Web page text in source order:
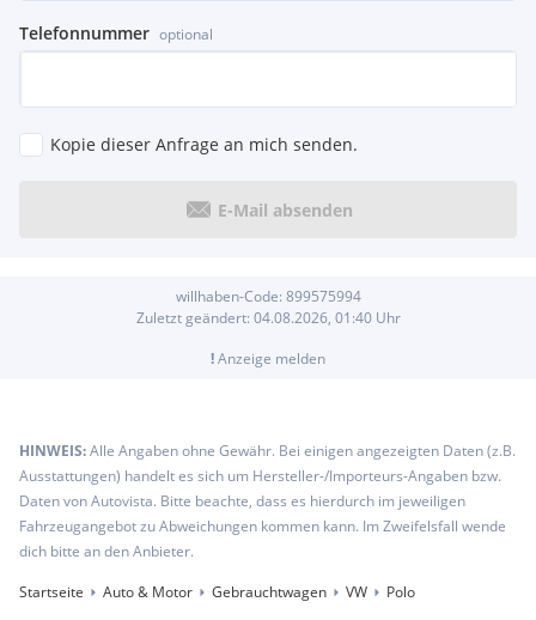
Telefonnummer optional
Kopie dieser Anfrage an mich senden.
E-Mail absenden
willhaben-Code: 899575994
Zuletzt geändert: 04.08.2026, 01:40Uhr
!Anzeige melden
HINWEIS:Alle Angaben ohne Gewähr. Bei einigen angezeigten Daten (z.B.
Ausstattungen) handelt es sich um Hersteller-/Importeurs-Angaben bzw.
Daten von Autovista. Bitte beachte, dass es hierdurch im jeweiligen
Fahrzeugangebot zu Abweichungen kommen kann. Im Zweifelsfall wende
dich bitte an den Anbieter.
Startseite
Auto & Motor Gebrauchtwagen VW Polo